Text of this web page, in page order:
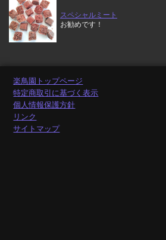
スペシャルミート
お勧めです！
楽鳥園トップページ
特定商取引に基づく表示
個人情報保護方針
リンク
サイトマップ